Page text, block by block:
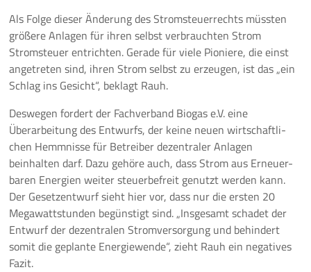
Als Folge dieser Änderung des Stromsteuerrechts müssten
größere Anlagen für ihren selbst verbrauchten Strom
Stromsteuer entrichten. Gerade für viele Pioniere, die einst
angetreten sind, ihren Strom selbst zu erzeugen, ist das „ein
Schlag ins Gesicht“, beklagt Rauh.
Deswegen fordert der Fachverband Biogas e.V. eine
Überarbeitung des Entwurfs, der keine neuen wirtschaftli-
chen Hemmnisse für Betreiber dezentraler Anlagen
beinhalten darf. Dazu gehöre auch, dass Strom aus Erneuer-
baren Energien weiter steuerbefreit genutzt werden kann.
Der Gesetzentwurf sieht hier vor, dass nur die ersten 20
Megawattstunden begünstigt sind. „Insgesamt schadet der
Entwurf der dezentralen Stromversorgung und behindert
somit die geplante Energiewende“, zieht Rauh ein negatives
Fazit.